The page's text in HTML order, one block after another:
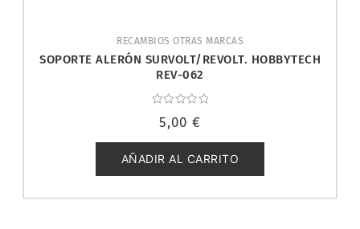
RECAMBIOS OTRAS MARCAS
SOPORTE ALERÓN SURVOLT/REVOLT. HOBBYTECH
REV-062
con
de
5
5,00 €
AÑADIR AL CARRITO